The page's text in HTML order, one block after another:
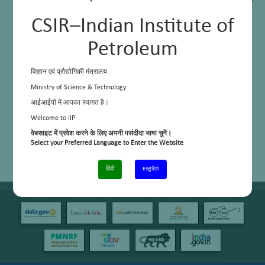
CSIR–Indian Institute of
Petroleum
विज्ञान एवं प्रौद्योगिकी मंत्रालय
Ministry of Science & Technology
आईआईपी में आपका स्वागत है।
Welcome to IIP
वेबसाइट में प्रवेश करने के लिए अपनी पसंदीदा भाषा चुनें।
Select your Preferred Language to Enter the Website
हिंदी English